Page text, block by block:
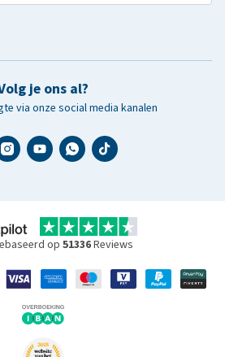
je ons al?
via onze social media kanalen
op 51336Reviews